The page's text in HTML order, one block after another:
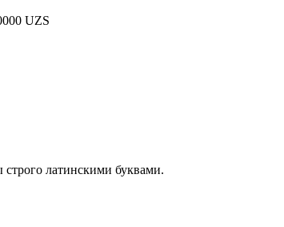
UZS
латинскими буквами.